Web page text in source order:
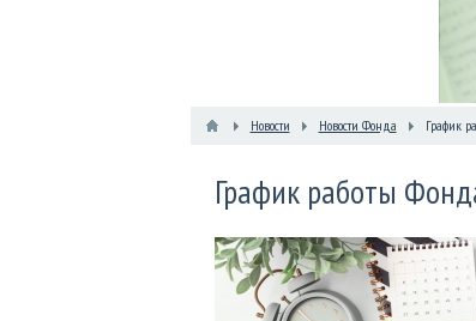
Новости Новости Фонда График
График работы